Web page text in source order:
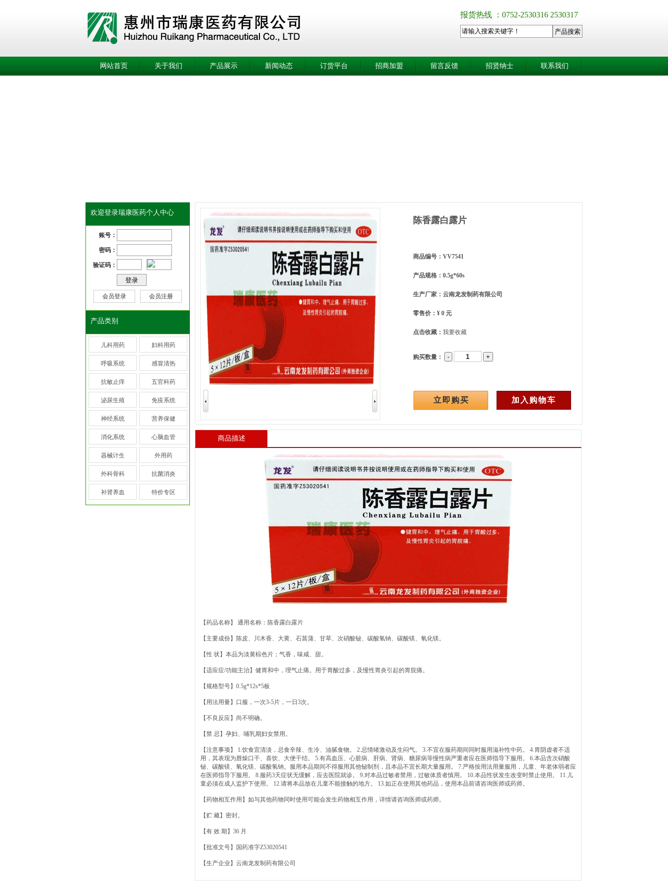
报货热线 ：0752-2530316 2530317
网站首页 关于我们 产品展示 新闻动态 订货平台 招商加盟 留言反馈 招贤纳士 联系我们
欢迎登录瑞康医药个人中心
产品类别
儿科用药 妇科用药
呼吸系统 感冒清热
抗敏止痒 五官科药
泌尿生殖 免疫系统
神经系统 营养保健
消化系统 心脑血管
器械计生 外用药
外科骨科 抗菌消炎
补肾养血 特价专区
陈香露白露片
商品编号：VV7541
产品规格：0.5g*60s
生产厂家：云南龙发制药有限公司
零售价：¥ 0 元
点击收藏： 我要收藏
购买数量：
商品描述
【药品名称】 通用名称：陈香露白露片
【主要成份】陈皮、川木香、大黄、石菖蒲、甘草、次硝酸铋、碳酸氢钠、碳酸镁、氧化镁。
【性 状】本品为淡黄棕色片；气香，味咸、甜。
【适应症/功能主治】健胃和中，理气止痛。用于胃酸过多，及慢性胃炎引起的胃脘痛。
【规格型号】0.5g*12s*5板
【用法用量】口服，一次3-5片，一日3次。
【不良反应】尚不明确。
【禁 忌】孕妇、哺乳期妇女禁用。
【注意事项】 1.饮食宜清淡，忌食辛辣、生冷、油腻食物。 2.忌情绪激动及生闷气。 3.不宜在服药期间同时服用滋补性中药。 4.胃阴虚者不适
用，其表现为唇燥口干、喜饮、大便干结。 5.有高血压、心脏病、肝病、肾病、糖尿病等慢性病严重者应在医师指导下服用。 6.本品含次硝酸
铋、碳酸镁、氧化镁、碳酸氢钠。服用本品期间不得服用其他铋制剂，且本品不宜长期大量服用。 7.严格按用法用量服用，儿童、年老体弱者应
在医师指导下服用。 8.服药3天症状无缓解，应去医院就诊。 9.对本品过敏者禁用，过敏体质者慎用。 10.本品性状发生改变时禁止使用。 11.儿
童必须在成人监护下使用。 12.请将本品放在儿童不能接触的地方。 13.如正在使用其他药品，使用本品前请咨询医师或药师。
【药物相互作用】如与其他药物同时使用可能会发生药物相互作用，详情请咨询医师或药师。
【贮 藏】密封。
【有 效 期】36 月
【批准文号】国药准字Z53020541
【生产企业】云南龙发制药有限公司